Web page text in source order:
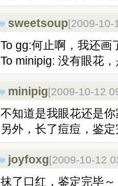
sweetsoup[2009-10-
To gg:何止啊，我还
To minipig: 没有眼花
minipig[2009-10-12
不知道是我眼花还是
另外，长了痘痘，鉴
joyfoxg[2009-10-12
抹了口红，鉴定完毕～